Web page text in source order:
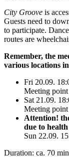
City Groove is
Guests need to
to participate.
routes are
Remember, the
various locations
Fri 20.09.
Meeting
Sat 21.09.
Meeting
Attention!
due to health
Sun 22.09.
Duration: ca. 70